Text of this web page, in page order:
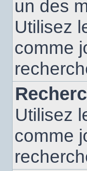
un des
Utilisez
comme
Utilisez
comme